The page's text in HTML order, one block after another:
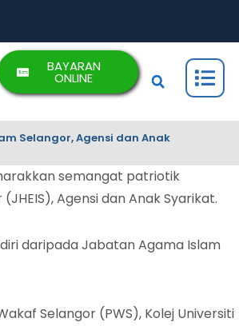
BAYARAN
ONLINE
Selangor, Agensi dan Anak
semangat patriotik
Agensi dan Anak Syarikat.
daripada Jabatan Agama Islam
Selangor (PWS), Kolej Universiti